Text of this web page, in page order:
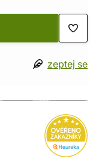
zeptej se